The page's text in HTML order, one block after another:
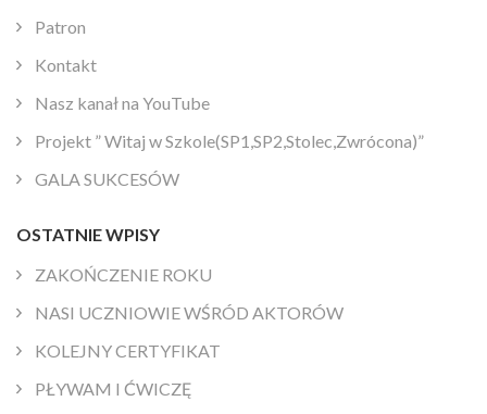
Patron
Kontakt
Nasz kanał na YouTube
Projekt ” Witaj w Szkole(SP1,SP2,Stolec,Zwrócona)”
GALA SUKCESÓW
OSTATNIE WPISY
ZAKOŃCZENIE ROKU
NASI UCZNIOWIE WŚRÓD AKTORÓW
KOLEJNY CERTYFIKAT
PŁYWAM I ĆWICZĘ